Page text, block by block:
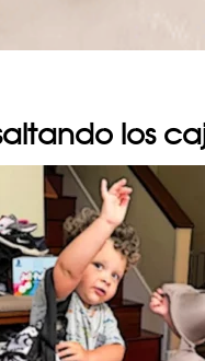
los